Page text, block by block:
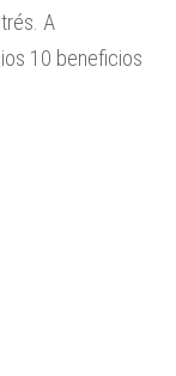
A
10 beneficios